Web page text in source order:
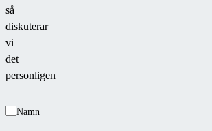
så
diskuterar
vi
det
personligen
Namn